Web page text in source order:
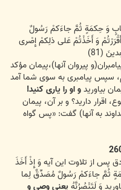
وَ حِکمَةٍ ثُمَّ جاءَکمْ رَسُولٌ
وَ أَخَذْتُمْ عَلى‏ ذلِکمْ إِصْری
(81)
پیروان آنها)،پیمان مؤکد
سپس پیامبری به سوی شما آمد
بیاوریدو او را یاری کنید!
دارید؟ و بر آن، پیمان
به آنها) گفت: «پس گواه
از تلاوت این آیه وَ إِذْ أَخَذَ
ثُمَّ جاءَکمْ رَسُولٌ مُصَدِّقٌ لِما
وَ لَتَنْصُرُنَّهُیعنی وصی و